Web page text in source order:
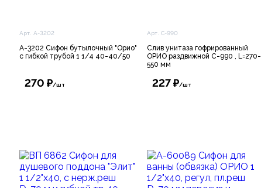
Арт. А-3202
А-3202 Сифон бутылочный "Орио"
с гибкой трубой 1 1/4 40-40/50
270 ₽/шт
Арт. С-990
Слив унитаза гофрированный
ОРИО раздвижной С-990 , L=270-
550 мм
227 ₽/шт